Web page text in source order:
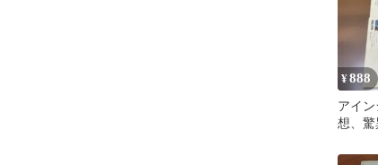
¥888
アイ
想、驚
率的